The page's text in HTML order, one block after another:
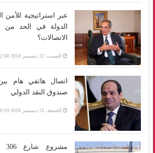
عبر استراتيجية للأمن
الدولة في الحد من
الاتصالات؟
السبت، 22 ديسمبر 2018 12:00 ص
اتصال هاتفي هام
صندوق النقد الدولي
الجمعة، 21 ديسمبر 2018 10:19 م